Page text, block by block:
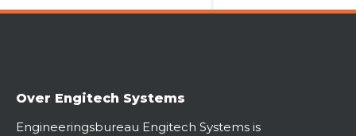
Over Engitech Systems
Engineeringsbureau Engitech Systems is